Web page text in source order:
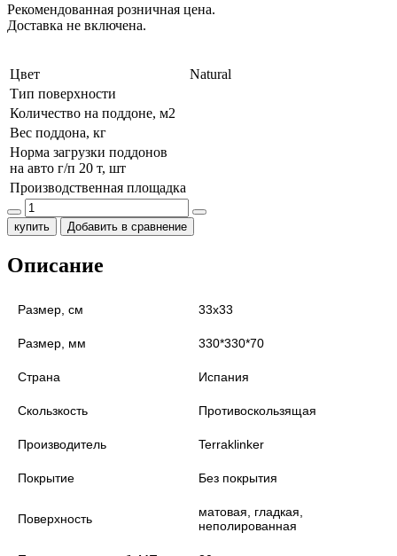
Рекомендованная розничная цена.
Доставка не включена.
Цвет
Natural
Тип поверхности
Количество на поддоне, м2
Вес поддона, кг
Норма загрузки поддонов
на авто г/п 20 т, шт
Производственная площадка
купить Добавить в сравнение
Описание
Размер, см 33х33
Размер, мм 330*330*70
Страна Испания
Скользкость Противоскользящая
Производитель Terraklinker
Покрытие Без покрытия
Поверхность
матовая, гладкая,
неполированная